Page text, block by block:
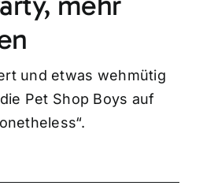
und etwas wehmütig
Pet Shop Boys auf